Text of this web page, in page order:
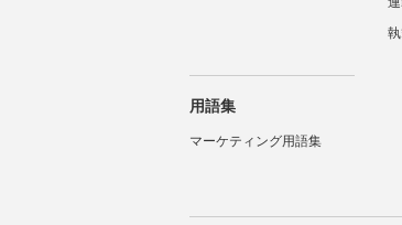
用語集
マーケティング用語集